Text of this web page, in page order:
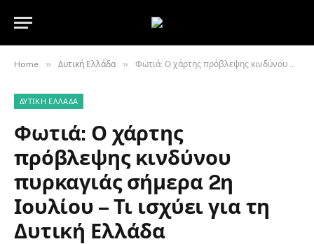
Home » Δυτική Ελλάδα » Φωτιά: Ο χάρτης πρόβλεψης κινδύνου πυρκαγιάς σήμερα 2η Ιουλίου – Τι ισχύει για τη Δυτική Ελλάδα
ΔΥΤΙΚΉ ΕΛΛΆΔΑ
Φωτιά: Ο χάρτης
πρόβλεψης κινδύνου
πυρκαγιάς σήμερα 2η
Ιουλίου – Τι ισχύει για τη
Δυτική Ελλάδα